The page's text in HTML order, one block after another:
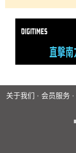
关于我们 · 会员服务 ·